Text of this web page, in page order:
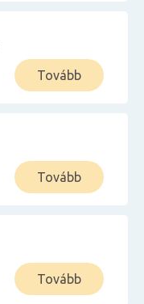
Tovább
Tovább
Tovább